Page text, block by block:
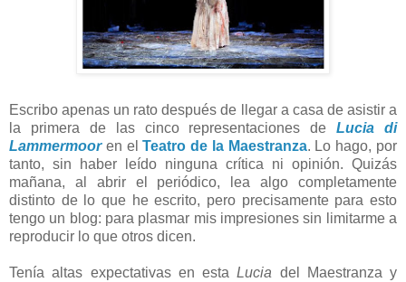
Escribo apenas un rato después de llegar a casa de asistir a
la primera de las cinco representaciones deLucia di
Lammermooren elTeatro de la Maestranza. Lo hago, por
tanto, sin haber leído ninguna crítica ni opinión. Quizás
mañana, al abrir el periódico, lea algo completamente
distinto de lo que he escrito, pero precisamente para esto
tengo un blog: para plasmar mis impresiones sin limitarme a
reproducir lo que otros dicen.
Tenía altas expectativas en estaLucia del Maestranza y